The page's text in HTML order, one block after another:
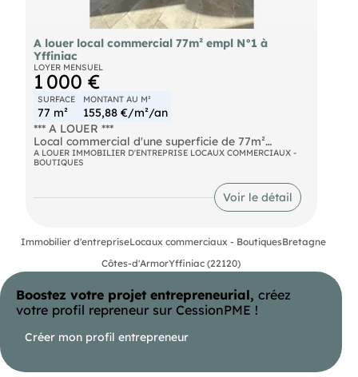
A louer local commercial 77m² empl N°1 à
Yffiniac
LOYER MENSUEL
1 000 €
SURFACE
77 m²
MONTANT AU M²
155,88 €/m²/an
*** A LOUER ***
Local commercial d'une superficie de 77m²
environ. Visibilité de premier ordre. Les locaux ont
été entièrement réaménagé à neuf, 1 espace type
open space, 1 bureau indépendant et sanitaire à
A LOUER IMMOBILIER D'ENTREPRISE LOCAUX COMMERCIAUX -
BOUTIQUES
Voir le détail
Immobilier d'entrepriseLocaux commerciaux - BoutiquesBretagne
Côtes-d'ArmorYffiniac (22120)
Boostez votre projet entrepreneurial, créez
votre profil repreneur sur CessionPME !
Créer mon profil entrepreneur